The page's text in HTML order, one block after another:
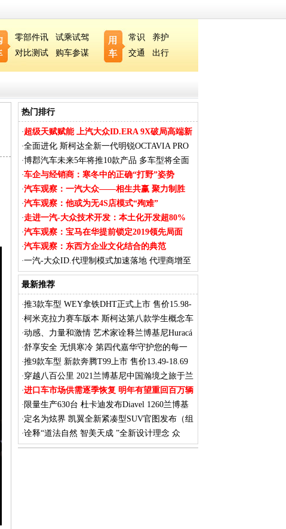
零部件讯
试乘试驾
对比测试
购车参谋
常识
养护
交通
出行
热门排行
·超级天赋赋能 上汽大众ID.ERA 9X破局高端新
能
·全面进化 斯柯达全新一代明锐OCTAVIA PRO
内饰
·博郡汽车未来5年将推10款产品 多车型将全面
覆
·车企与经销商：寒冬中的正确“打野”姿势
·汽车观察：一汽大众——相生共赢 聚力制胜
·汽车观察：他或为无4S店模式“殉难”
·走进一汽-大众技术开发：本土化开发超80%
·汽车观察：宝马在华提前锁定2019领先局面
·汽车观察：东西方企业文化结合的典范
·一汽-大众ID.代理制模式加速落地 代理商增至
7
最新推荐
·推3款车型 WEY拿铁DHT正式上市 售价15.98-
17.
·柯米克拉力赛车版本 斯柯达第八款学生概念车
·动感、力量和激情 艺术家诠释兰博基尼Huracá
·舒享安全 无惧寒冷 第四代嘉华守护您的每一
次
·推9款车型 新款奔腾T99上市 售价13.49-18.69
·穿越八百公里 2021兰博基尼中国瀚境之旅于兰
·进口车市场供需逐季恢复 明年有望重回百万辆
· 限量生产630台 杜卡迪发布Diavel 1260兰博基
·定名为炫界 凯翼全新紧凑型SUV官图发布（组
图）
·诠释“道法自然 智美天成 ”全新设计理念 众